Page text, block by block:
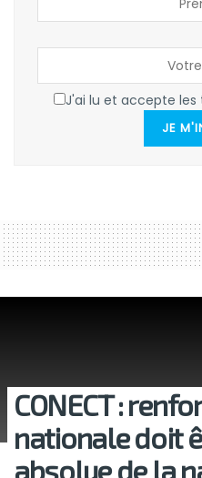
J'ai lu et accepte
JE
CONECT :
nationale doit
absolue de la